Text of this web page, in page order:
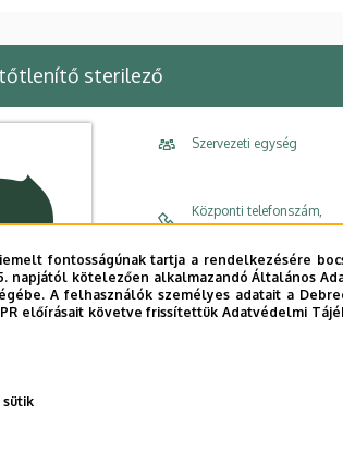
sterilező
Szervezeti egység
Központi telefonszám,
mellék
E-mail
Cím
fontosságúnak tartja a rendelkezésére
napjától kötelezően alkalmazandó Általános
A felhasználók személyes adatait a
előírásait követve frissítettük Adatvédelmi